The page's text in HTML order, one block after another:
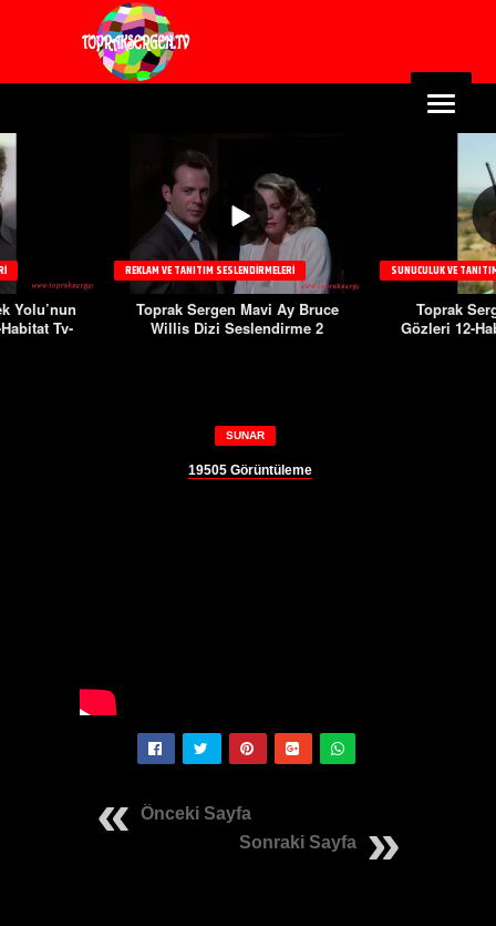
Yolu’nun
Tv-
REKLAM VE TANITIM SESLENDIRMELERI
Toprak Sergen Mavi Ay Bruce
Willis Dizi Seslendirme 2
SUNUCULUK VE
Toprak
Gözleri 12-
SUNAR
19505 Görüntüleme
Önceki Sayfa
Sonraki Sayfa